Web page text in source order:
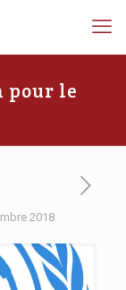
pour le
2018